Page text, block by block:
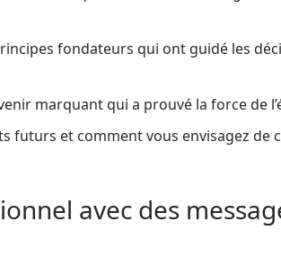
fondateurs qui ont guidé les
marquant qui a prouvé la force de
futurs et comment vous envisagez de
avec des